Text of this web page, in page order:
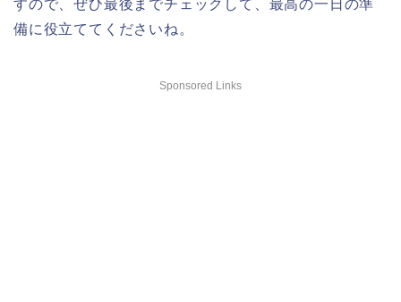
すので、ぜひ最後までチェックして、最高の一日の準
備に役立ててくださいね。
Sponsored Links